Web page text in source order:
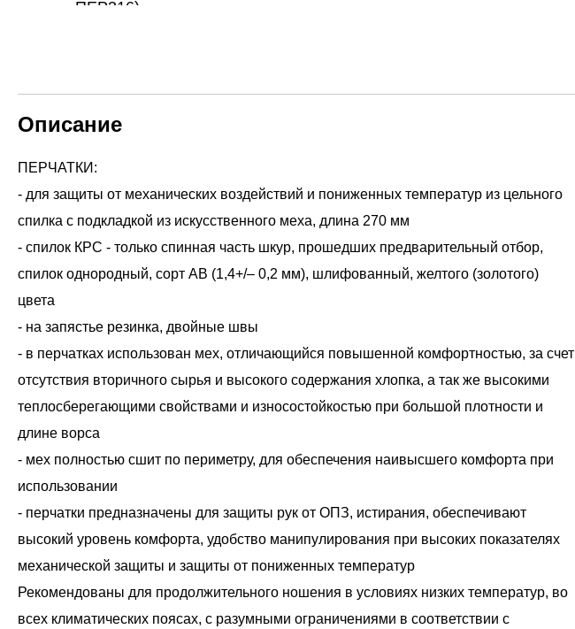
Описание
ПЕРЧАТКИ:
- для защиты от механических воздействий и пониженных температур из цельного
спилка с подкладкой из искусственного меха, длина 270 мм
- спилок КРС - только спинная часть шкур, прошедших предварительный отбор,
спилок однородный, сорт АВ (1,4+/– 0,2 мм), шлифованный, желтого (золотого)
цвета
- на запястье резинка, двойные швы
- в перчатках использован мех, отличающийся повышенной комфортностью, за счет
отсутствия вторичного сырья и высокого содержания хлопка, а так же высокими
теплосберегающими свойствами и износостойкостью при большой плотности и
длине ворса
- мех полностью сшит по периметру, для обеспечения наивысшего комфорта при
использовании
- перчатки предназначены для защиты рук от ОПЗ, истирания, обеспечивают
высокий уровень комфорта, удобство манипулирования при высоких показателях
механической защиты и защиты от пониженных температур
Рекомендованы для продолжительного ношения в условиях низких температур, во
всех климатических поясах, с разумными ограничениями в соответствии с